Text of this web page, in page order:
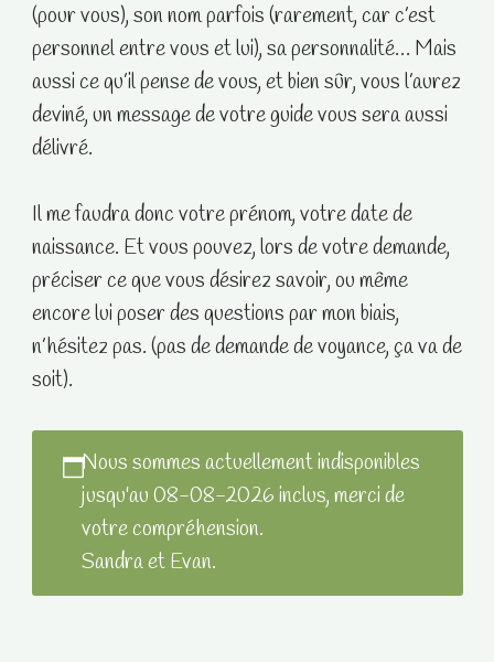
(pour vous), son nom parfois (rarement, car c’est
personnel entre vous et lui), sa personnalité… Mais
aussi ce qu’il pense de vous, et bien sûr, vous l’aurez
deviné, un message de votre guide vous sera aussi
délivré.
Il me faudra donc votre prénom, votre date de
naissance. Et vous pouvez, lors de votre demande,
préciser ce que vous désirez savoir, ou même
encore lui poser des questions par mon biais,
n’hésitez pas. (pas de demande de voyance, ça va de
soit).
Nous sommes actuellement indisponibles
jusqu'au 08-08-2026 inclus, merci de
votre compréhension.
Sandra et Evan.